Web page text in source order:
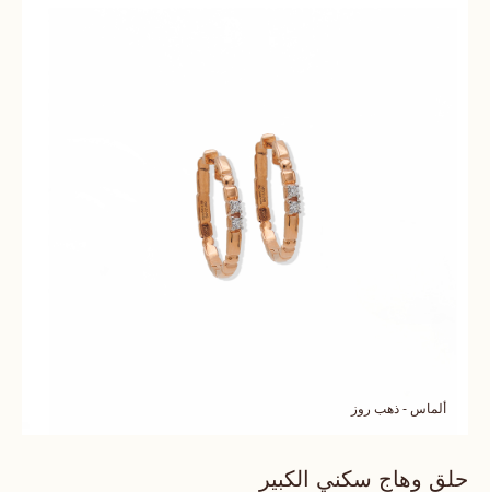
ألماس - ذهب روز
حلق وِهاج سكني الكبير